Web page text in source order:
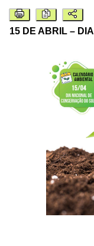
15 DE ABRIL –